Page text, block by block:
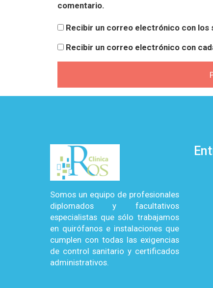
comentario.
Recibir un correo electrónico con
Recibir un correo electrónico con
Somos un equipo de profesionales
diplomados y facultativos
especialistas que sólo trabajamos
en quirófanos e instalaciones que
cumplen con todas las exigencias
de control sanitario y certificados
administrativos.